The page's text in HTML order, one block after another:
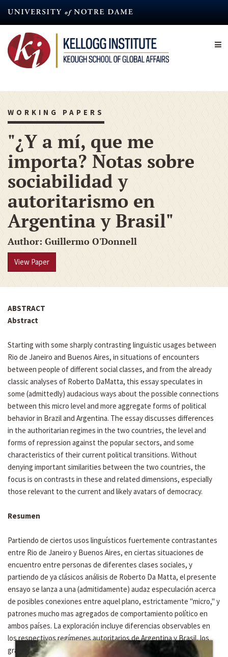
content
WORKING PAPERS
"¿Y a mí, que me
importa? Notas sobre
sociabilidad y
autoritarismo en
Argentina y Brasil"
Author Guillermo O'Donnell
View Paper
ABSTRACT
Abstract
Starting with some sharply contrasting linguistic usages between
Rio de Janeiro and Buenos Aires, in situations of encounters
between people of different social classes, and from the already
classic analyses of Roberto DaMatta, this essay speculates in
some (admittedly) audacious ways about the possible connections
between this micro level and more aggregate forms of political
behavior in Brazil and Argentina. The essay discusses differences
in the authoritarian regimes in the two countries, the level and
forms of repression against the popular sectors, and some
characteristics of their current political transitions. Without
denying important similarities between the two countries, the
focus is on contrasts in these and related dimensions, especially
those relevant to the current and likely avatars of democracy.
Resumen
Partiendo de ciertos usos linguísticos fuertemente contrastantes
entre Rio de Janeiro y Buenos Aires, en ciertas situaciones de
encuentro entre personas de diferentes clases sociales, y
partiendo de ya clásicos análisis de Roberto Da Matta, el presente
ensayo se lanza a una (admitidamente) audaz especulación acerca
de posibles conexiones entre aquel plano, estrictamente "micro," y
patrones mucho mas agregados de comportamiento político en
ambos países. La exploración incluye diferencias observables en
los respectivos regímenes autoritarios de Argentina y Brasil, los
grados y formas de represión aplicados en esos países contra el